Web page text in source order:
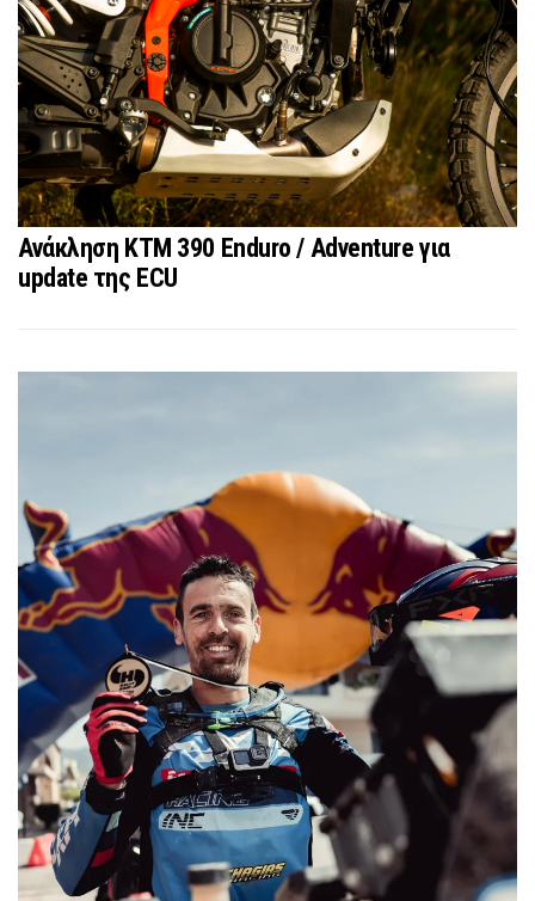
Ανάκληση KTM 390 Enduro / Adventure για
update της ECU